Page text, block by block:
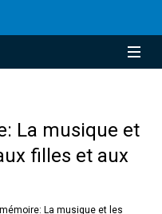
La musique et
filles et aux
La musique et les